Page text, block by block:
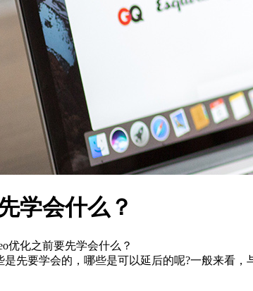
学会什么？
优化之前要先学会什么？
要学会的，哪些是可以延后的呢?一般来看，